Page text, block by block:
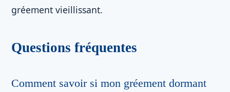
gréement vieillissant.
Questions fréquentes
Comment savoir si mon gréement dormant